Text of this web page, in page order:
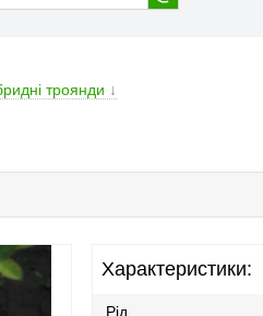
троянди ↓
Характеристики:
Рід